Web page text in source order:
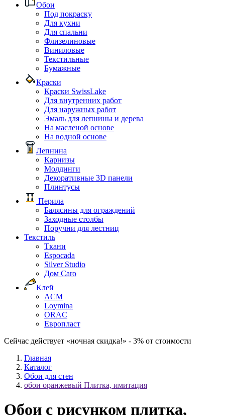
Обои
Под покраску
Для кухни
Для спальни
Флизелиновые
Виниловые
Текстильные
Бумажные
Краски
Краски SwissLake
Для внутренних работ
Для наружных работ
Эмаль для лепнины и дерева
На масленой основе
На водной основе
Лепнина
Карнизы
Молдинги
Декоративные 3D панели
Плинтусы
Перила
Балясины для ограждений
Заходные столбы
Поручни для лестниц
Текстиль
Ткани
Espocada
Silver Studio
Дом Caro
Клей
ACM
Loymina
ORAC
Европласт
Сейчас действует «ночная скидка!» - 3% от стоимости
Главная
Каталог
Обои для стен
обои оранжевый Плитка, имитация
Обои с рисунком плитка,